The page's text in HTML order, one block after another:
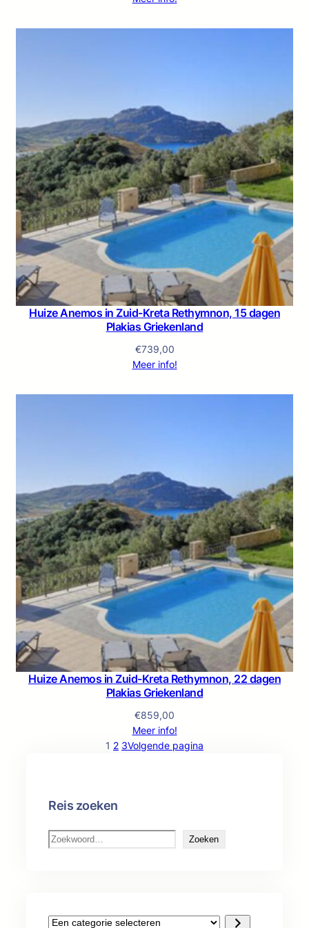
Huize Anemos in Zuid-Kreta Rethymnon, 15 dagen
Plakias Griekenland
€739,00
Meer info!
Huize Anemos in Zuid-Kreta Rethymnon, 22 dagen
Plakias Griekenland
€859,00
Meer info!
1 2 3Volgende pagina
Reis zoeken
Z
o
Zoeken
E